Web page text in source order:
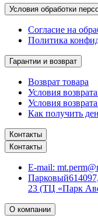
Условия обработки
Согласие на
Политика
Гарантии и возврат
Возврат товара
Условия
Условия
Как получить
Контакты
Контакты
E-mail:
Парковый
23 (ТЦ «Парк
О компании